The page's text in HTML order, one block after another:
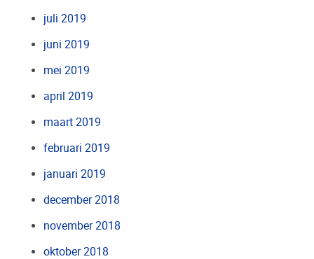
juli 2019
juni 2019
mei 2019
april 2019
maart 2019
februari 2019
januari 2019
december 2018
november 2018
oktober 2018